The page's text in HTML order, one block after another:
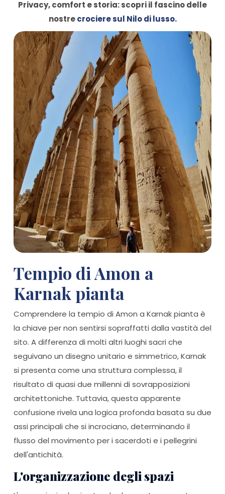
Privacy, comfort e storia: scopri il fascino delle
nostrecrociere sul Nilo di lusso.
Tempio di Amon a
Karnak pianta
Comprendere la tempio di Amon a Karnak pianta è
la chiave per non sentirsi sopraffatti dalla vastità del
sito. A differenza di molti altri luoghi sacri che
seguivano un disegno unitario e simmetrico, Karnak
si presenta come una struttura complessa, il
risultato di quasi due millenni di sovrapposizioni
architettoniche. Tuttavia, questa apparente
confusione rivela una logica profonda basata su due
assi principali che si incrociano, determinando il
flusso del movimento per i sacerdoti e i pellegrini
dell'antichità.
L'organizzazione degli spazi